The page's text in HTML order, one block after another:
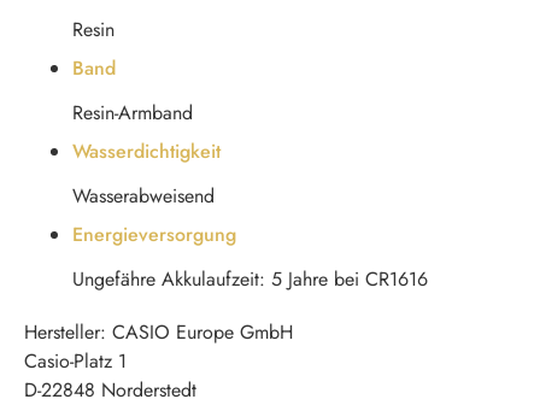
Resin
Band
Resin-Armband
Wasserdichtigkeit
Wasserabweisend
Energieversorgung
Ungefähre Akkulaufzeit: 5 Jahre bei CR1616
Hersteller: CASIO Europe GmbH
Casio-Platz 1
D-22848 Norderstedt